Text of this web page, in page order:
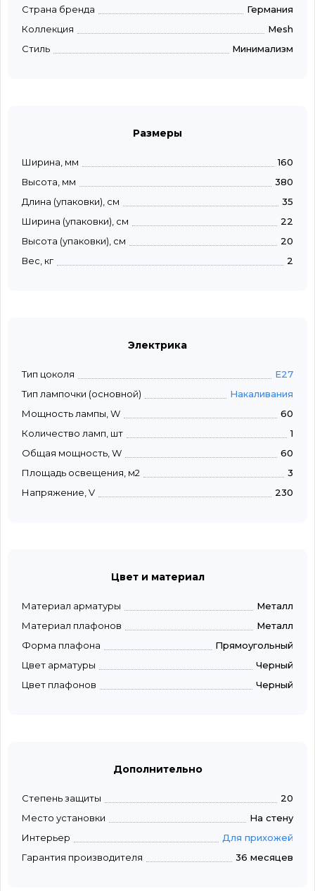
Страна бренда
Германия
Коллекция
Mesh
Стиль
Минимализм
Размеры
Ширина, мм
160
Высота, мм
380
Длина (упаковки), см
35
Ширина (упаковки), см
22
Высота (упаковки), см
20
Вес, кг
2
Электрика
Тип цоколя
E27
Тип лампочки (основной)
Накаливания
Мощность лампы, W
60
Количество ламп, шт
1
Общая мощность, W
60
Площадь освещения, м2
3
Напряжение, V
230
Цвет и материал
Материал арматуры
Металл
Материал плафонов
Металл
Форма плафона
Прямоугольный
Цвет арматуры
Черный
Цвет плафонов
Черный
Дополнительно
Степень защиты
20
Место установки
На стену
Интерьер
Для прихожей
Гарантия производителя
36 месяцев